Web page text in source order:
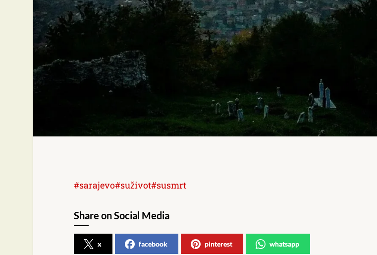
#sarajevo#suživot#susmrt
Share on Social Media
x facebook pinterest whatsapp